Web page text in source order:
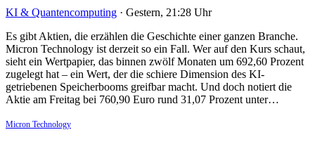
KI & Quantencomputing · Gestern, 21:28 Uhr
Es gibt Aktien, die erzählen die Geschichte einer ganzen Branche.
Micron Technology ist derzeit so ein Fall. Wer auf den Kurs schaut,
sieht ein Wertpapier, das binnen zwölf Monaten um 692,60 Prozent
zugelegt hat – ein Wert, der die schiere Dimension des KI-
getriebenen Speicherbooms greifbar macht. Und doch notiert die
Aktie am Freitag bei 760,90 Euro rund 31,07 Prozent unter…
Micron Technology